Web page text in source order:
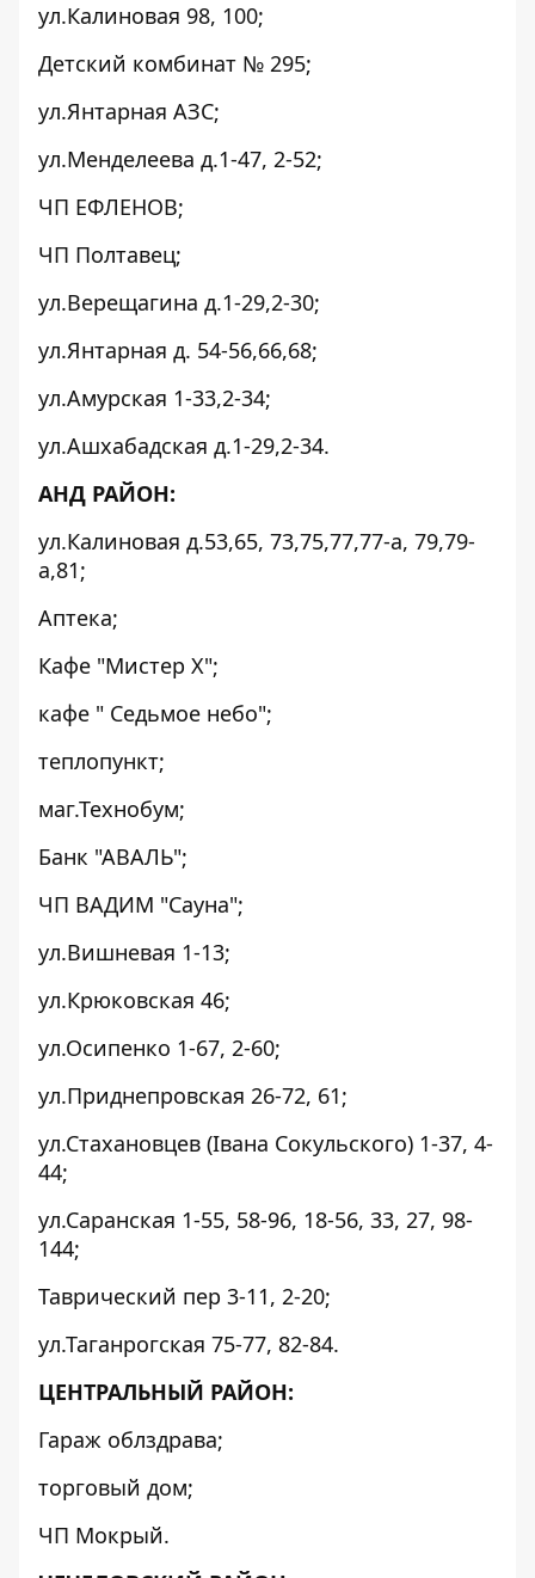
ул.Калиновая 98, 100;
Детский комбинат № 295;
ул.Янтарная АЗС;
ул.Менделеева д.1-47, 2-52;
ЧП ЕФЛЕНОВ;
ЧП Полтавец;
ул.Верещагина д.1-29,2-30;
ул.Янтарная д. 54-56,66,68;
ул.Амурская 1-33,2-34;
ул.Ашхабадская д.1-29,2-34.
АНД РАЙОН:
ул.Калиновая д.53,65, 73,75,77,77-а, 79,79-
а,81;
Аптека;
Кафе "Мистер Х";
кафе " Седьмое небо";
теплопункт;
маг.Технобум;
Банк "АВАЛЬ";
ЧП ВАДИМ "Сауна";
ул.Вишневая 1-13;
ул.Крюковская 46;
ул.Осипенко 1-67, 2-60;
ул.Приднепровская 26-72, 61;
ул.Стахановцев (Івана Сокульского) 1-37, 4-
44;
ул.Саранская 1-55, 58-96, 18-56, 33, 27, 98-
144;
Таврический пер 3-11, 2-20;
ул.Таганрогская 75-77, 82-84.
ЦЕНТРАЛЬНЫЙ РАЙОН:
Гараж облздрава;
торговый дом;
ЧП Мокрый.